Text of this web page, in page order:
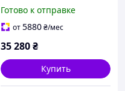
Готово к отправке
от5880₴/мес
35 280₴
Купить